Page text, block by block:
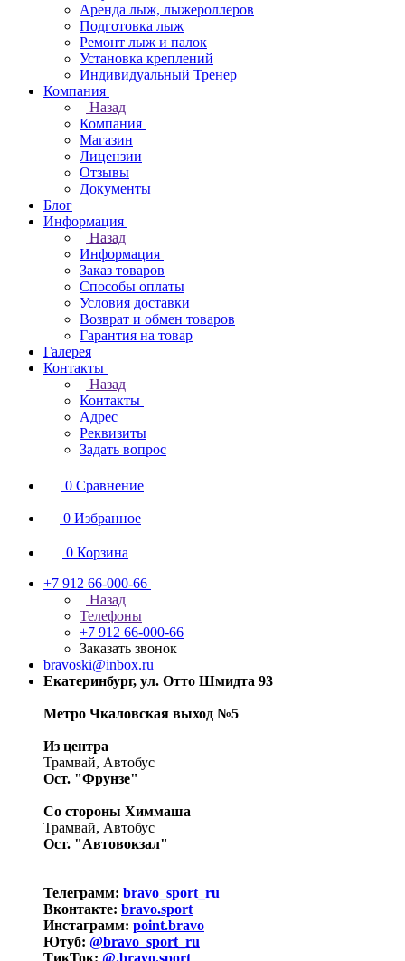
Аренда лыж, лыжероллеров
Подготовка лыж
Ремонт лыж и палок
Установка креплений
Индивидуальный Тренер
Компания
Назад
Компания
Магазин
Лицензии
Отзывы
Документы
Блог
Информация
Назад
Информация
Заказ товаров
Способы оплаты
Условия доставки
Возврат и обмен товаров
Гарантия на товар
Галерея
Контакты
Назад
Контакты
Адрес
Реквизиты
Задать вопрос
0 Сравнение
0 Избранное
0 Корзина
+7 912 66-000-66
Назад
Телефоны
+7 912 66-000-66
Заказать звонок
bravoski@inbox.ru
Екатеринбург, ул. Отто Шмидта 93
Метро Чкаловская выход №5
Из центра
Трамвай, Автобус
Ост. "Фрунзе"
Со стороны Химмаша
Трамвай, Автобус
Ост. "Автовокзал"
Телеграмм: bravo_sport_ru
Вконтакте: bravo.sport
Инстаграмм: point.bravo
Ютуб: @bravo_sport_ru
ТикТок: @.bravo.sport